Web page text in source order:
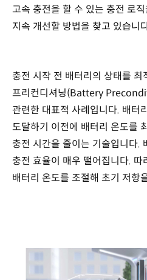
고속 충전을 할 수 있는 충전 로
지속 개선할 방법을 찾고 있습니
충전 시작 전 배터리의 상태를 최
프리컨디셔닝(Battery
관련한 대표적 사례입니다. 배터
도달하기 이전에 배터리 온도를
충전 시간을 줄이는 기술입니다.
충전 효율이 매우 떨어집니다. 따
배터리 온도를 조절해 초기 저항